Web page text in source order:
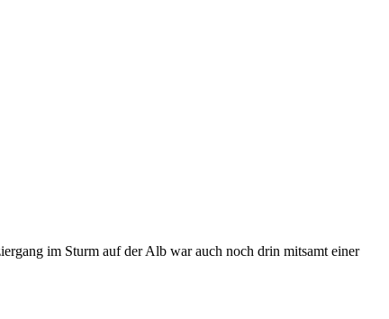
im Sturm auf der Alb war auch noch drin mitsamt einer